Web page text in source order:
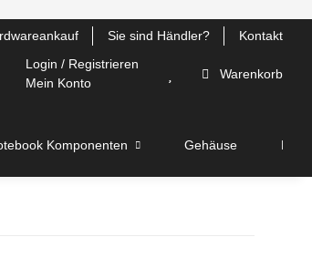
Sie sind Händler? Kontakt
Login / Registrieren
Mein Konto
Warenkorb
Komponenten Gehäuse